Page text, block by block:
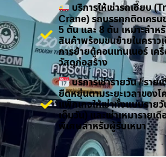
บริการให้เช่ารถเฮี๊ยบ
Crane) รถบรรทุกติดเครน
5 ตัน และ 8 ตัน เหมาะสำห
สินค้าพร้อมขนย้ายในคราว
การย้ายตู้คอนเทนเนอร์ เค
วัสดุก่อสร้าง
บริการเช่ารายวัน / ราย
ยืดหยุ่นตามระยะเวลาของโ
แพ็กเกจให้เช่าทั้งแบบราย
เต็มวัน) และเช่าเหมารายเดื
พิเศษสำหรับผู้รับเหมา